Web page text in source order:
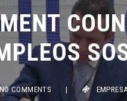
COMMENTS EMPRESARIAL